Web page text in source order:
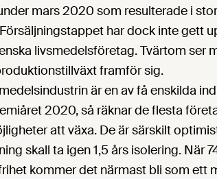
mars 2020 som resulterade i
har dock inte gett
livsmedelsföretag. Tvärtom ser
framför sig.
är en av få enskilda
2020, så räknar de flesta
att växa. De är särskilt
skall ta igen 1,5 års isolering. När
kommer det närmast bli som ett